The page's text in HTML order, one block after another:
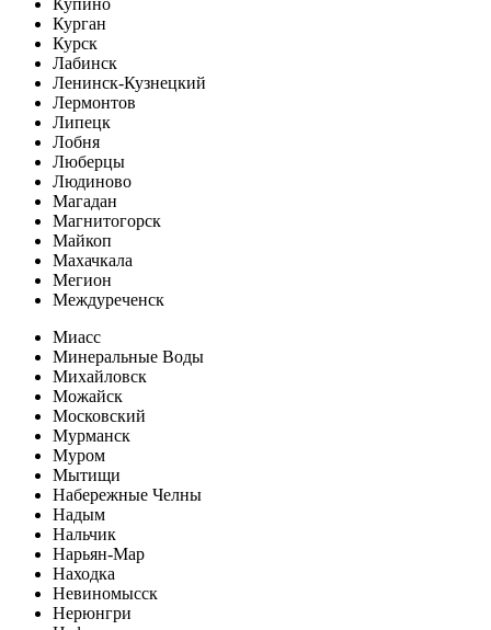
Курган
Курск
Лабинск
Ленинск-Кузнецкий
Лермонтов
Липецк
Лобня
Люберцы
Людиново
Магадан
Магнитогорск
Майкоп
Махачкала
Мегион
Междуреченск
Миасс
Минеральные Воды
Михайловск
Можайск
Московский
Мурманск
Муром
Мытищи
Набережные Челны
Надым
Нальчик
Нарьян-Мар
Находка
Невиномысск
Нерюнгри